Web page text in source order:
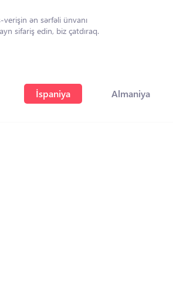
verişin ən sərfəli ünvanı
sifariş edin, biz çatdıraq.
İspaniya Almaniya